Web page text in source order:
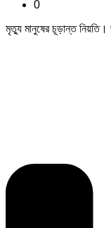
0
মৃত্যু মানুষের চূড়ান্ত